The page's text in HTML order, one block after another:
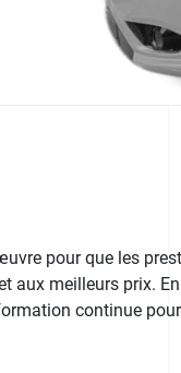
pour que les
meilleurs prix.
continue